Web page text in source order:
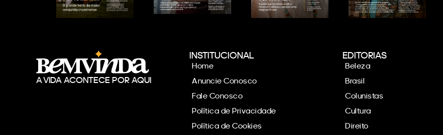
A VIDA ACONTECE POR AQUI
INSTITUCIONAL
Home
Anuncie Conosco
Fale Conosco
Política de Privacidade
Política de Cookies
EDITORIAS
Beleza
Brasil
Colunistas
Cultura
Direito